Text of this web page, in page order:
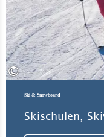
©
Ski & Snowboard
Skischulen,